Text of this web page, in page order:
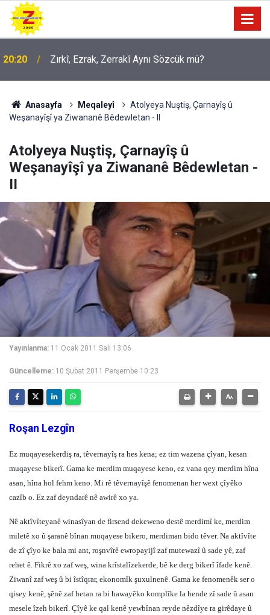
09:56 Ji Zilma Partîzanan Nimûneyeka Piçûk
Anasayfa Meqaleyî
Atolyeya Nuştiş, Çarnayîş û
Weşanayîşî ya Ziwananê Bêdewletan - II
Atolyeya Nuştiş, Çarnayîş û
Weşanayîşî ya Ziwananê Bêdewletan -
II
Yayınlanma: 11 Ocak 2011 Salı 13:06
Güncelleme: 10 Şubat 2011 Perşembe 10:23
Roşan Lezgîn
Ez muqayesekerdiş ra, têvernayîş ra hes kena; ez tim wazena çîyan, kesan
muqayese bikerî. Gama ke merdim muqayese keno, ez vana qey merdim hîna
asan, hîna hol fehm keno. Mi rê têvernayîşê fenomenan her wext çîyêko
cazîb o. Ez zaf deyndarê nê awirê xo ya.
Nê aktîvîteyanê winasîyan de firsend dekeweno destê merdimî ke, merdim
miletê xo û şaranê bînan muqayese bikero, merdiman bido têver. Na aktîvîte
de zî çîyo ke bala mi ant, roşnvîrê ewropayijî zaf mutewazî û sade yê, zaf
rehet ê. Fikrê xo zaf weş, wina krîstalîzekerde, bê ke derg bikerî îfade kenê.
Ziwanî zaf weş û bi îstîqrar, ekonomîk şuxulnenê. Gama ke fenomenêk ser o
qisey kenê, şênê zaf hetan ra bi hawayêko komplîke la hende zî sade û asan
mesele îzeh bikerî. Çîyê ke qal kenê yewbînan reyde nêzdîye ra girêdaye û